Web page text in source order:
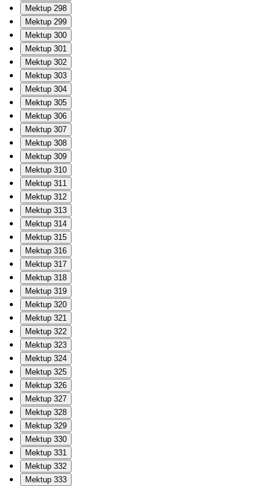
Mektup 298
Mektup 299
Mektup 300
Mektup 301
Mektup 302
Mektup 303
Mektup 304
Mektup 305
Mektup 306
Mektup 307
Mektup 308
Mektup 309
Mektup 310
Mektup 311
Mektup 312
Mektup 313
Mektup 314
Mektup 315
Mektup 316
Mektup 317
Mektup 318
Mektup 319
Mektup 320
Mektup 321
Mektup 322
Mektup 323
Mektup 324
Mektup 325
Mektup 326
Mektup 327
Mektup 328
Mektup 329
Mektup 330
Mektup 331
Mektup 332
Mektup 333